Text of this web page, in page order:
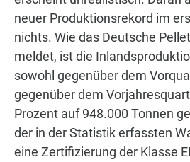
neuer Produktionsrekord im
nichts. Wie das Deutsche
meldet, ist die
sowohl gegenüber dem
gegenüber dem
Prozent auf 948.000 Tonnen
der in der Statistik erfassten
eine Zertifizierung der Klasse